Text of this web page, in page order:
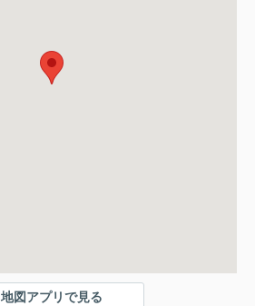
地図アプリで見る